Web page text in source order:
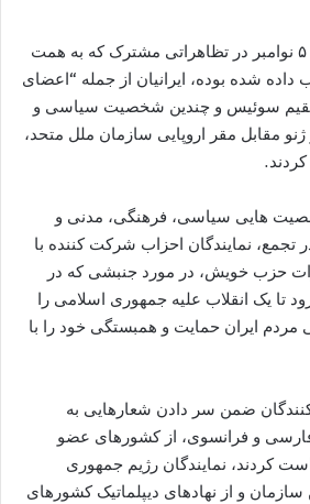
روز شنبه ۱۴ آبان برابر با ۵ نوامبر در تظاهراتی مشترک که به همت
داده شده بوده، ایرانیان از جمله “اعضای
سوئیس و چندین شخصیت سیاسی و
مقابل مقر اروپایی سازمان ملل متحد،
هایی سیاسی، فرهنگی، مدنی و
تجمع، نمایندگان احزاب شرکت کننده با
حزب خویش، در مورد جنبشی که در
تا یک انقلاب علیه جمهوری اسلامی را
مردم ایران حمایت و همبستگی خود را با
ضمن سر دادن شعارهایی به
فارسی و فرانسوی، از کشورهای عضو
کردند، نمایندگان رژیم جمهوری
سازمان و از نهادهای دیپلماتیک کشورهای